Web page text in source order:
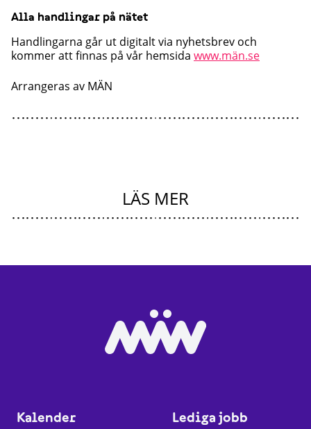
Alla handlingar på nätet
Handlingarna går ut digitalt via nyhetsbrev och
kommer att finnas på vår hemsida www.män.se
Arrangeras av MÄN
LÄS MER
Kalender
Lediga jobb